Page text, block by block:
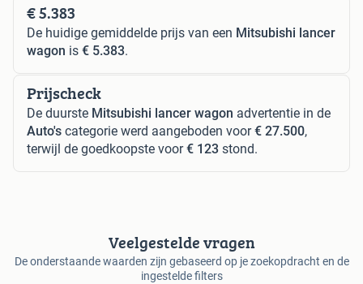
€ 5.383
De huidige gemiddelde prijs van een Mitsubishi lancer
wagon is € 5.383.
Prijscheck
De duurste Mitsubishi lancer wagon advertentie in de
Auto's categorie werd aangeboden voor€ 27.500,
terwijl de goedkoopste voor€ 123 stond.
Veelgestelde vragen
De onderstaande waarden zijn gebaseerd op je zoekopdracht en de
ingestelde filters